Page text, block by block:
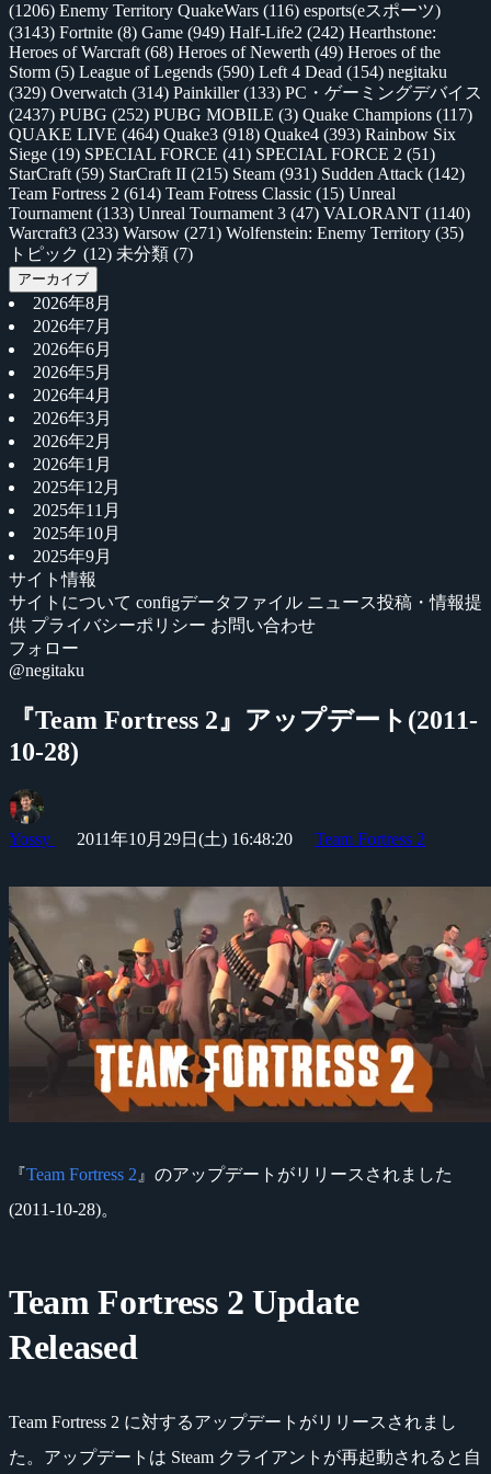
(1206) Enemy Territory QuakeWars (116) esports(eスポーツ)
(3143) Fortnite (8) Game (949) Half-Life2 (242) Hearthstone:
Heroes of Warcraft (68) Heroes of Newerth (49) Heroes of the
Storm (5) League of Legends (590) Left 4 Dead (154) negitaku
(329) Overwatch (314) Painkiller(133) PC・ゲーミングデバイス
(2437) PUBG (252) PUBG MOBILE (3) Quake Champions (117)
QUAKE LIVE (464) Quake3 (918) Quake4 (393) Rainbow Six
Siege (19) SPECIAL FORCE (41) SPECIAL FORCE 2 (51)
StarCraft (59) StarCraft II (215) Steam (931) Sudden Attack (142)
Team Fortress 2 (614) Team Fotress Classic (15) Unreal
Tournament (133) Unreal Tournament 3 (47) VALORANT (1140)
Warcraft3 (233) Warsow (271) Wolfenstein: Enemy Territory (35)
トピック (12) 未分類 (7)
アーカイブ
2026年8月
2026年7月
2026年6月
2026年5月
2026年4月
2026年3月
2026年2月
2026年1月
2025年12月
2025年11月
2025年10月
2025年9月
サイト情報
サイトについて configデータファイル ニュース投稿・情報提
供 プライバシーポリシー お問い合わせ
フォロー
@negitaku
『Team Fortress 2』アップデート(2011-
10-28)
Yossy 2011年10月29日(土) 16:48:20 Team Fortress 2
『Team Fortress 2 』のアップデートがリリースされました
(2011-10-28)。
Team Fortress 2 Update
Released
Team Fortress 2 に対するアップデートがリリースされまし
た。アップデートは Steam クライアントが再起動されると自